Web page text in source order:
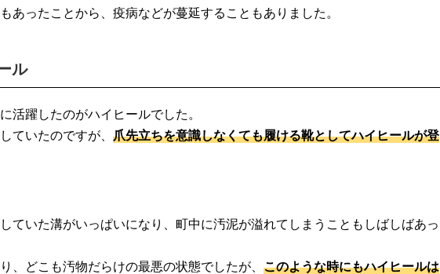
あったことから、疫病などが蔓延することもありました。
ル
活躍したのがハイヒールでした。
ていたのですが、 爪先立ちを意識しなくても履ける靴としてハイヒールが登
ていた溝がいっぱいになり、町中に汚泥が溢れてしまうこともしばしばあっ
、どこも汚物だらけの最悪の状態でしたが、 このような時にもハイヒールは